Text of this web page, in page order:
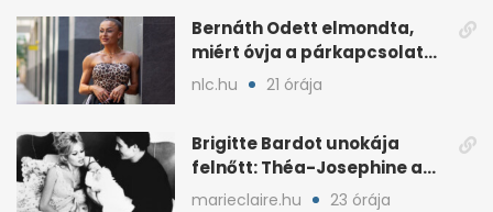
Bernáth Odett elmondta,
miért óvja a párkapcsolatát
a nyilvánosságtól
nlc.hu 21 órája
Brigitte Bardot unokája
felnőtt: Théa-Josephine a
nagymamájára hasonlít
marieclaire.hu 23 órája